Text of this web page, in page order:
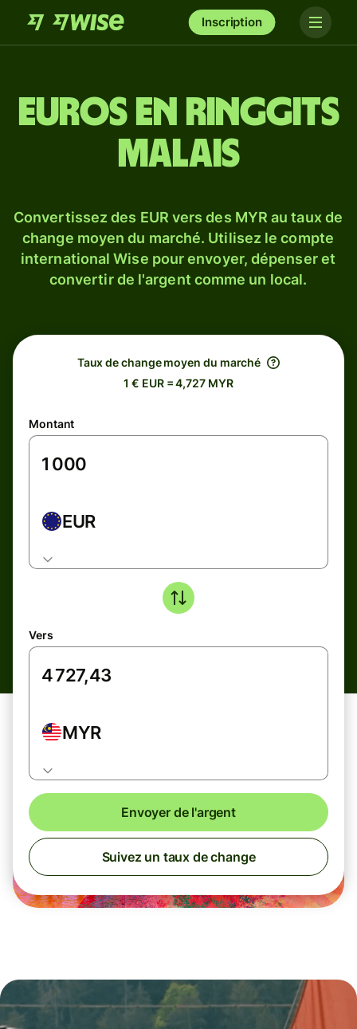
Inscription
Euros en ringgits
malais
Convertissez des EUR vers des MYR au taux de
change moyen du marché. Utilisez le compte
international Wise pour envoyer, dépenser et
convertir de l'argent comme un local.
Taux de change moyen du marché
1 € EUR = 4,727 MYR
Montant
EUR
Vers
MYR
Envoyer de l'argent
Suivez un taux de change